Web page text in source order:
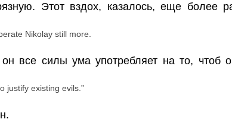
Этот вздох, казалось, еще более
Nikolay still more.
все силы ума употребляет на то, чтоб
justify existing evils.”